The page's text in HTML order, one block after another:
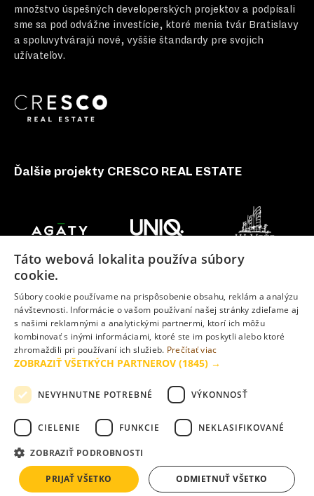
množstvo úspešných developerských projektov a podpísali
sme sa pod odvážne investície, ktoré menia tvár Bratislavy
a spoluvytvárajú nové, vyššie štandardy pre svojich
užívateľov.
Ďalšie projekty CRESCO REAL ESTATE
Vizualizácie uverejnené na www.slnecnice.sk majú ilustračný
charakter a nemusia v plnom rozsahu zodpovedať skutočnosti.
Táto webová lokalita používa súbory
cookie.
Súbory cookie používame na prispôsobenie obsahu, reklám a analýzu
návštevnosti. Informácie o vašom používaní našej stránky zdieľame aj
s našimi reklamnými a analytickými partnermi, ktorí ich môžu
kombinovať s inými informáciami, ktoré ste im poskytli alebo ktoré
zhromaždili pri používaní ich služieb. Prečítať viac
ZOBRAZIŤ VŠETKÝCH PARTNEROV (1845) →
NEVYHNUTNE POTREBNÉ VÝKONNOSŤ
CIELENIE FUNKCIE NEKLASIFIKOVANÉ
ZOBRAZIŤ PODROBNOSTI
PRIJAŤ VŠETKO ODMIETNUŤ VŠETKO